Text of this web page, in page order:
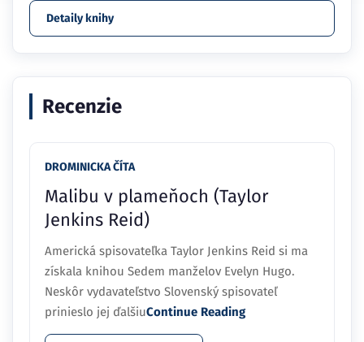
Detaily knihy
Recenzie
DROMINICKA ČÍTA
Malibu v plameňoch (Taylor
Jenkins Reid)
Americká spisovateľka Taylor Jenkins Reid si ma
získala knihou Sedem manželov Evelyn Hugo.
Neskôr vydavateľstvo Slovenský spisovateľ
prinieslo jej ďalšiuContinue Reading